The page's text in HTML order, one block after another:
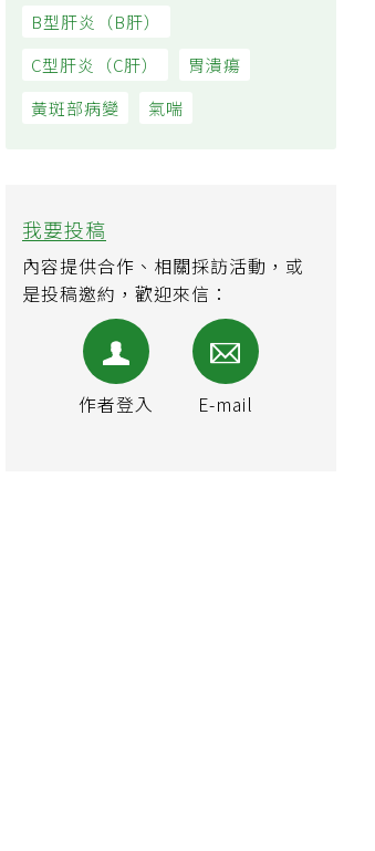
B型肝炎（B肝）
C型肝炎（C肝）
胃潰瘍
黃斑部病變
氣喘
我要投稿
內容提供合作、相關採訪活動，或
是投稿邀約，歡迎來信：
作者登入 E-mail